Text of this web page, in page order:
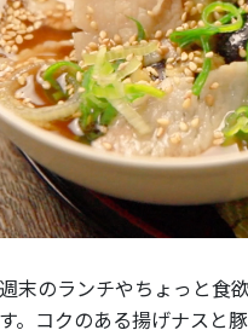
末のランチやちょっと食
。コクのある揚げナスと